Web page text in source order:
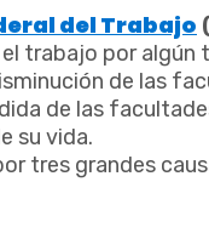
del Trabajo
trabajo por algún
de las
de las
su vida.
tres grandes